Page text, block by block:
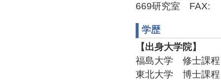
669研究室 FAX:
学歴
【出身大学院】
福島大学 修士課
東北大学 博士課